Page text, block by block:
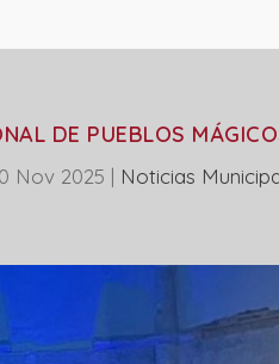
DE PUEBLOS
Nov 2025 | ‎Noticias